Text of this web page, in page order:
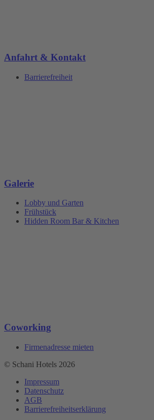
Anfahrt & Kontakt
Barrierefreiheit
Galerie
Lobby und Garten
Frühstück
Hidden Room Bar & Kitchen
Coworking
Firmenadresse mieten
© Schani Hotels 2026
Impressum
Datenschutz
AGB
Barrierefreiheitserklärung